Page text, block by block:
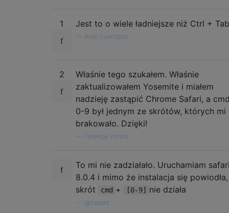
1 Jest to o wiele ładniejsze niż Ctrl +
Arne Evertsson,
2
Właśnie tego szukałem. Właśnie
zaktualizowałem Yosemite i miałem
nadzieję zastąpić Chrome Safari, a
0-9 był jednym ze skrótów, których mi
brakowało. Dzięki!
Terence Ponce
To mi nie zadziałało. Uruchamiam
8.0.4 i mimo że instalacja się powiodła,
skrót
cmd + [0-9] nie działa
gprasant